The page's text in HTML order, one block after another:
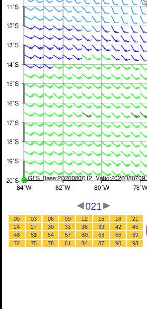
021
00 03 06 09 12 15 18
21
24
27 30 33 36 39 42
45
48
51 54 57 60 63 66
69
72
75 78 81 84 87 90 93